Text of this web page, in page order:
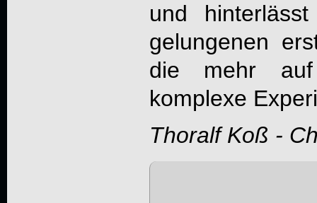
und
gelungenen
die mehr auf
komplexe
Thoralf Koß -